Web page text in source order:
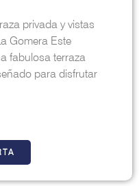
privada y vistas
Gomera Este
fabulosa terraza
para disfrutar